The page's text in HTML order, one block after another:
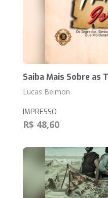
Saiba Mais Sobre as
Lucas Belmon
IMPRESSO
R$ 48,60